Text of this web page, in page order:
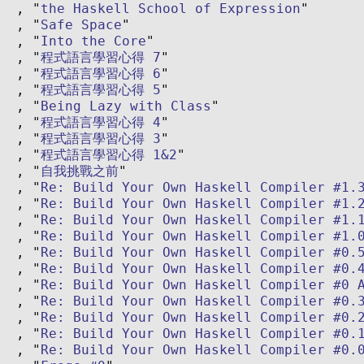
the Haskell School of Expression
Safe Space
Into the Core
程式語言學習心得 7
程式語言學習心得 6
程式語言學習心得 5
Being Lazy with Class
程式語言學習心得 4
程式語言學習心得 3
程式語言學習心得 1&2
自我挑戰之前
Re: Build Your Own Haskell Compiler #1.3
Re: Build Your Own Haskell Compiler #1.2
Re: Build Your Own Haskell Compiler #1.1
Re: Build Your Own Haskell Compiler #1.0
Re: Build Your Own Haskell Compiler #0.5
Re: Build Your Own Haskell Compiler #0.4
Re: Build Your Own Haskell Compiler #0
Re: Build Your Own Haskell Compiler #0.3
Re: Build Your Own Haskell Compiler #0.2
Re: Build Your Own Haskell Compiler #0.1
Re: Build Your Own Haskell Compiler #0.0